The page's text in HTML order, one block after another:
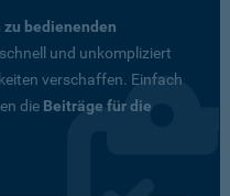
bedienenden
und unkompliziert
verschaffen. Einfach
die Beiträge für die